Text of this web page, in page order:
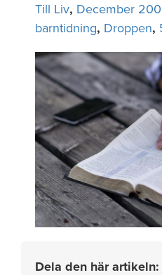
Till Liv, December
barntidning, Droppen,
Dela den här artikeln: